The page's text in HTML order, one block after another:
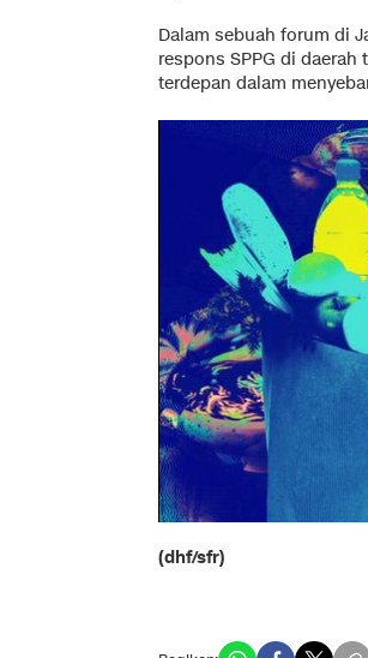
Dalam sebuah forum di
respons SPPG di
terdepan dalam
(dhf/sfr)